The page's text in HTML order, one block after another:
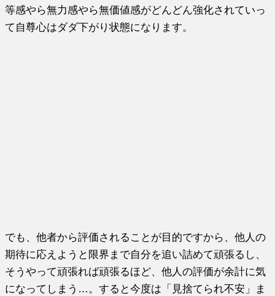
等感やら無力感やら無価値感がどんどん強化されていっ
て自尊心はダダ下がり状態になります。
でも、他者から評価されることが目的ですから、他人の
期待に応えようと限界まで自分を追い詰めて頑張るし、
そうやって頑張れば頑張るほど、他人の評価が余計に気
になってしまう…。すると今度は「見捨てられ不安」ま